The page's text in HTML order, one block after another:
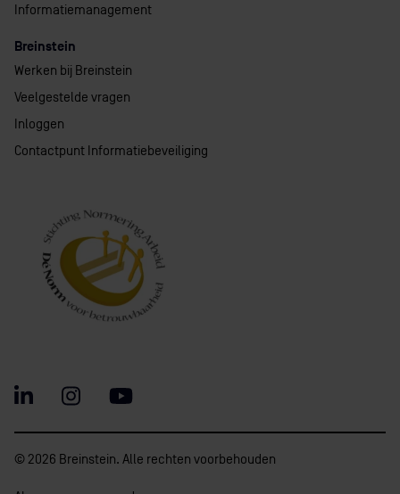
Informatiemanagement
Breinstein
Werken bij Breinstein
Veelgestelde vragen
Inloggen
Contactpunt Informatiebeveiliging
© 2026 Breinstein. Alle rechten voorbehouden